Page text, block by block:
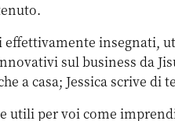
insegnati,
sul business da
a casa; Jessica scrive
per voi come